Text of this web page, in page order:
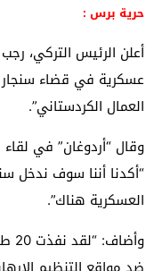
حرية برس :
أعلن الرئيس التركي،
عسكرية في قضاء
العمال الكردستاني”.
وقال “أردوغان” في لقاء
“أكدنا أننا سوف ندخل
العسكرية هناك”.